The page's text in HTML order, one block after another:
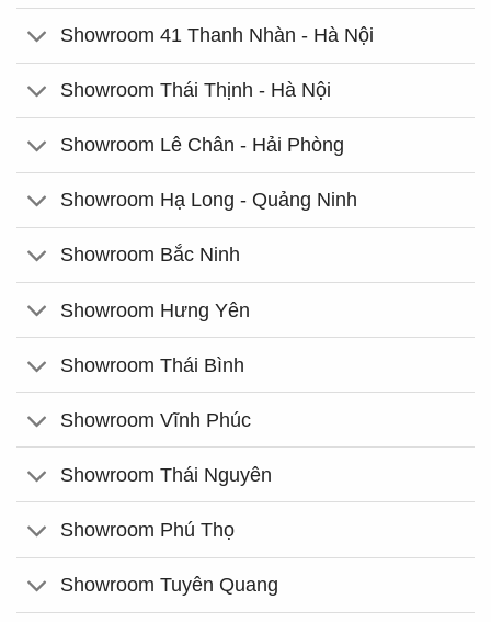
Showroom 41 Thanh Nhàn - Hà Nội
Showroom Thái Thịnh - Hà Nội
Showroom Lê Chân - Hải Phòng
Showroom Hạ Long - Quảng Ninh
Showroom Bắc Ninh
Showroom Hưng Yên
Showroom Thái Bình
Showroom Vĩnh Phúc
Showroom Thái Nguyên
Showroom Phú Thọ
Showroom Tuyên Quang